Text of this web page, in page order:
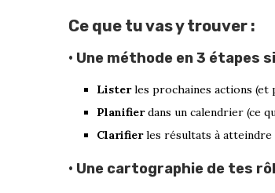
Ce que tu vas y trouver :
• Une méthode en 3 étapes
Listerles prochaines actions (et
Planifierdans un calendrier (ce
Clarifierles résultats à atteindre
• Une cartographie de tes